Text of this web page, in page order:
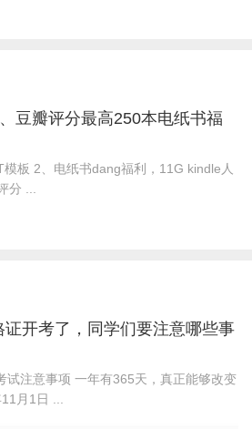
豆瓣评分最高250本电纸书福
板 2、电纸书dang福利，11G kindle人
分 ...
开考了，同学们要注意哪些事
试注意事项 一年有365天，真正能够改变
月1日 ...